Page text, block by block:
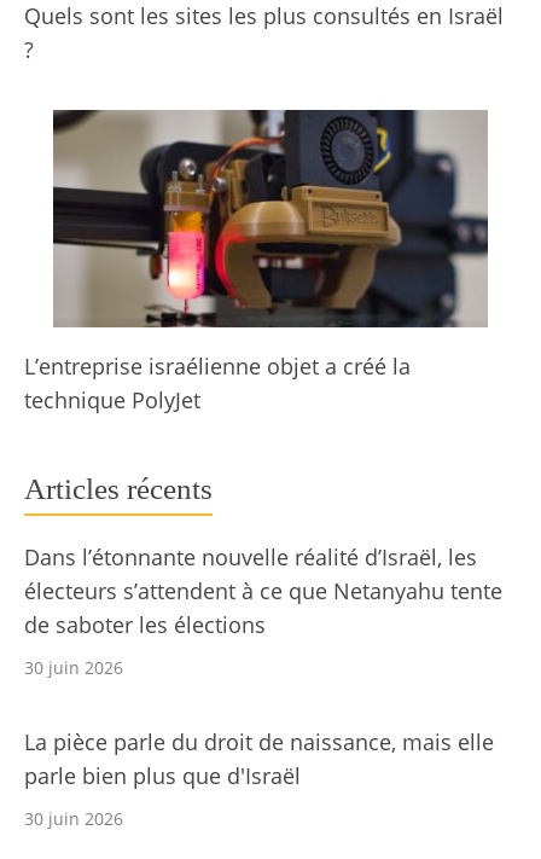
Quels sont les sites les plus consultés en Israël
?
L’entreprise israélienne objet a créé la
technique PolyJet
Articles récents
Dans l’étonnante nouvelle réalité d’Israël, les
électeurs s’attendent à ce que Netanyahu tente
de saboter les élections
30 juin 2026
La pièce parle du droit de naissance, mais elle
parle bien plus que d'Israël
30 juin 2026